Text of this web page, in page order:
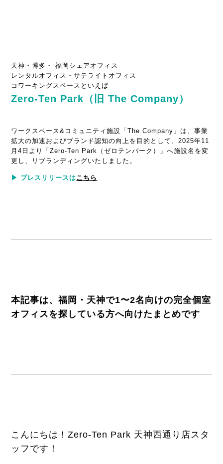
天神・博多・ 福岡シェアオフィス
レンタルオフィス・サテライトオフィス
コワーキングスペースといえば
Zero-Ten Park（旧 The Company）
ワークスペース&コミュニティ施設「The Company」は、事業
拡大の加速およびブランド認知の向上を目的として、2025年11
月4日より「Zero-Ten Park（ゼロテンパーク）」へ施設名を変
更し、リブランディングいたしました。
▶︎ プレスリリースはこちら
本記事は、福岡・天神で1〜2名向けの完全個室
オフィスを探している方へ向けたまとめです
こんにちは！Zero-Ten Park 天神西通り店スタ
ッフです！